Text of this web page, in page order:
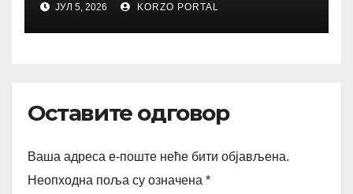
ЈУЛ 5, 2026 KORZO PORTAL
Оставите одговор
Ваша адреса е-поште неће бити објављена.
Неопходна поља су означена *